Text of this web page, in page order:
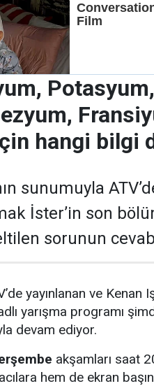
Potasyum,
hangi bilgi
sunumuyla
İster’in son
sorunun
yayınlanan ve Kenan
yarışma programı
devam ediyor.
akşamları saat
hem de ekran